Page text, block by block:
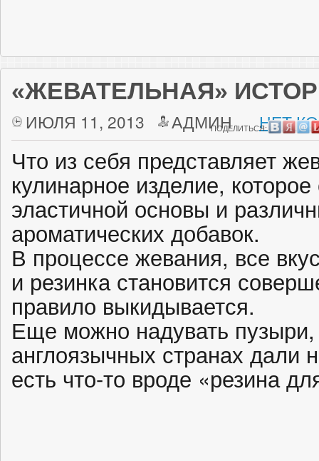
«ЖЕВАТЕЛЬНАЯ»
ИЮЛЯ 11, 2013 АДМИН НЕТ
ПОДЕЛИТЬСЯ:
Что из себя представляет
кулинарное изделие,
эластичной основы и
ароматических добавок.
В процессе жевания, все
и резинка становится
правило выкидывается.
Еще можно надувать
англоязычных странах дали
есть что-то вроде «резина